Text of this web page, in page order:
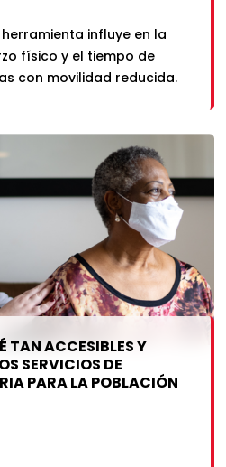
influye en la
físico y el tiempo de
con movilidad reducida.
TAN ACCESIBLES Y
SERVICIOS DE
PARA LA POBLACIÓN